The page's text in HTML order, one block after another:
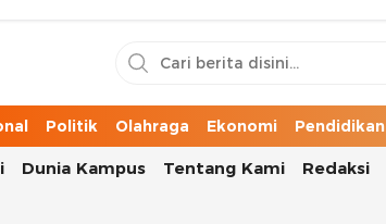
Kota
Politik Olahraga Ekonomi Pendidikan
Dunia Kampus Tentang Kami Redaksi